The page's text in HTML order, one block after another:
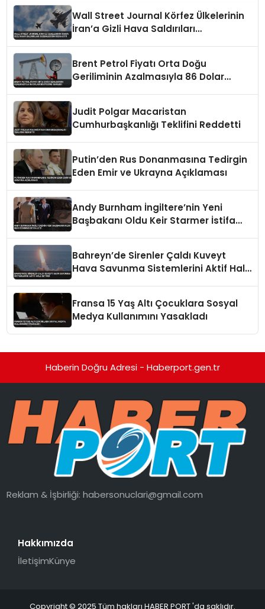
Wall Street Journal Körfez Ülkelerinin
İran’a Gizli Hava Saldırıları
Brent Petrol Fiyatı Orta Doğu
Geriliminin Azalmasıyla 86 Dolar
Judit Polgar Macaristan
Cumhurbaşkanlığı Teklifini Reddetti
Putin’den Rus Donanmasına Tedirgin
Eden Emir ve Ukrayna Açıklaması
Andy Burnham İngiltere’nin Yeni
Başbakanı Oldu Keir Starmer İstifa
Bahreyn’de Sirenler Çaldı Kuveyt
Hava Savunma Sistemlerini Aktif Hale
Fransa 15 Yaş Altı Çocuklara Sosyal
Medya Kullanımını Yasakladı
Haberin Doğru Adresi - Haberport.gen.tr
Reklam & İşbirliği:habersonuclari@gmail.com
Hakkımızda
İletişimKünye
Copyright © 2025 Tüm hakları HABER PORT 'da saklıdır.